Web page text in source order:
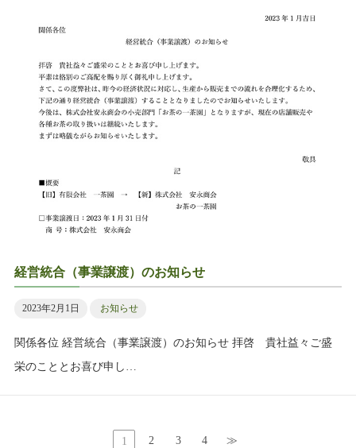
経営統合（事業譲渡）のお知らせ
2023年2月1日 お知らせ
関係各位 経営統合（事業譲渡）のお知らせ 拝啓 貴社益々ご盛
栄のこととお喜び申し…
1 2 3 4 ≫